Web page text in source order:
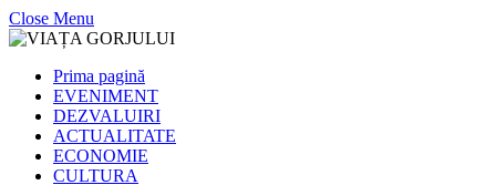
Close Menu
Prima pagină
EVENIMENT
DEZVALUIRI
ACTUALITATE
ECONOMIE
CULTURA